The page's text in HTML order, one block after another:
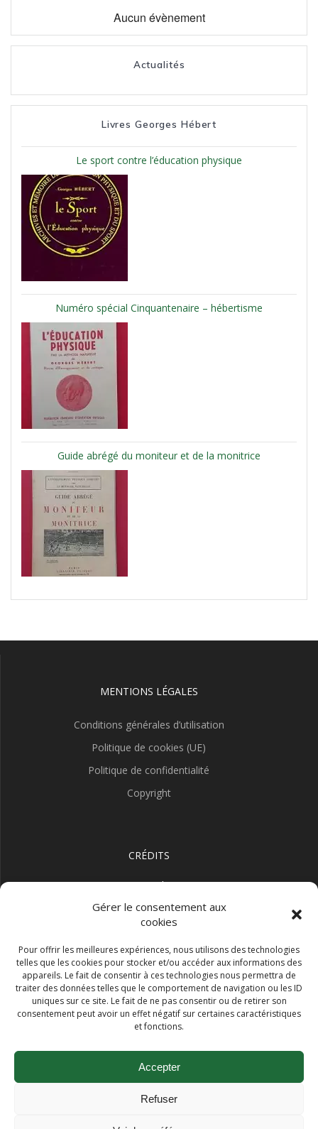
Gérer le consentement aux
cookies
Pour offrir les meilleures expériences, nous utilisons des technologies
telles que les cookies pour stocker et/ou accéder aux informations des
appareils. Le fait de consentir à ces technologies nous permettra de
traiter des données telles que le comportement de navigation ou les ID
uniques sur ce site. Le fait de ne pas consentir ou de retirer son
consentement peut avoir un effet négatif sur certaines caractéristiques
et fonctions.
Accepter
Refuser
Aucun évènement
Actualités
Livres Georges Hébert
Le sport contre l’éducation physique
Numéro spécial Cinquantenaire – hébertisme
Guide abrégé du moniteur et de la monitrice
MENTIONS LÉGALES
Conditions générales d’utilisation
Politique de cookies (UE)
Politique de confidentialité
Copyright
CRÉDITS
Copyright
Fédération d'entraînement naturel - Méthode Hébert
Tous droits réservés
Conception Réalisation
Michel BOUDRY
Maintenance
Fédération